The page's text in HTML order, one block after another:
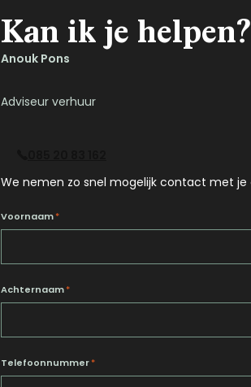
Kan ik je helpen?
Anouk Pons
Adviseur verhuur
We nemen zo snel mogelijk contact met je
Voornaam*
Achternaam*
Telefoonnummer*